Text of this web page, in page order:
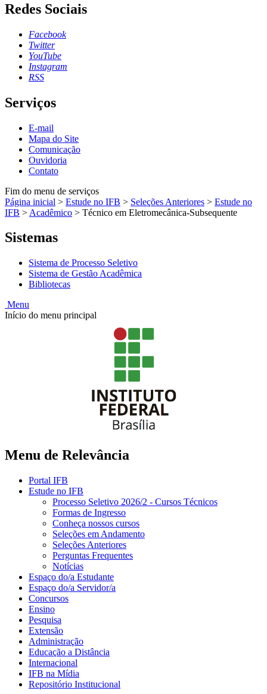
Redes Sociais
Facebook
Twitter
YouTube
Instagram
RSS
Serviços
E-mail
Mapa do Site
Comunicação
Ouvidoria
Contato
Fim do menu de serviços
Página inicial > Estude no IFB > Seleções Anteriores > Estude no
IFB > Acadêmico > Técnico em Eletromecânica-Subsequente
Sistemas
Sistema de Processo Seletivo
Sistema de Gestão Acadêmica
Bibliotecas
Menu
Início do menu principal
Menu de Relevância
Portal IFB
Estude no IFB
Processo Seletivo 2026/2 - Cursos Técnicos
Formas de Ingresso
Conheça nossos cursos
Seleções em Andamento
Seleções Anteriores
Perguntas Frequentes
Notícias
Espaço do/a Estudante
Espaço do/a Servidor/a
Concursos
Ensino
Pesquisa
Extensão
Administração
Educação a Distância
Internacional
IFB na Mídia
Repositório Institucional